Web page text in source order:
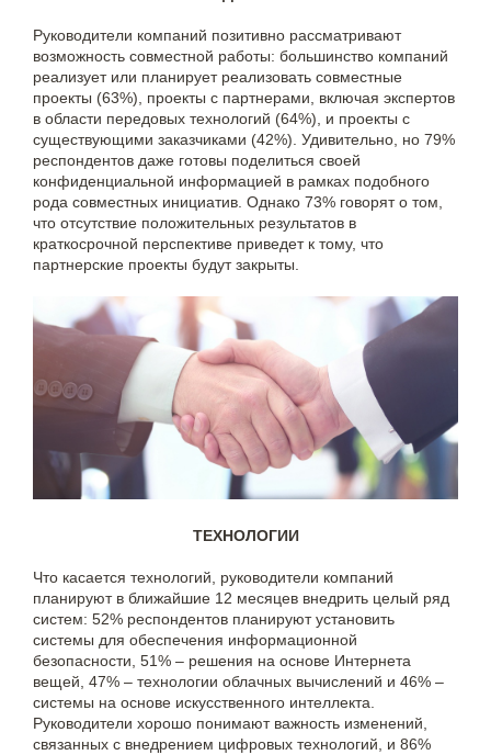
Руководители компаний позитивно рассматривают
возможность совместной работы: большинство компаний
реализует или планирует реализовать совместные
проекты (63%), проекты с партнерами, включая экспертов
в области передовых технологий (64%), и проекты с
существующими заказчиками (42%). Удивительно, но 79%
респондентов даже готовы поделиться своей
конфиденциальной информацией в рамках подобного
рода совместных инициатив. Однако 73% говорят о том,
что отсутствие положительных результатов в
краткосрочной перспективе приведет к тому, что
партнерские проекты будут закрыты.
ТЕХНОЛОГИИ
Что касается технологий, руководители компаний
планируют в ближайшие 12 месяцев внедрить целый ряд
систем: 52% респондентов планируют установить
системы для обеспечения информационной
безопасности, 51% – решения на основе Интернета
вещей, 47% – технологии облачных вычислений и 46% –
системы на основе искусственного интеллекта.
Руководители хорошо понимают важность изменений,
связанных с внедрением цифровых технологий, и 86%